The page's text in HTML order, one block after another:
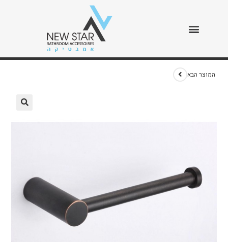
נייר אליטה מושחר
המוצר הבא